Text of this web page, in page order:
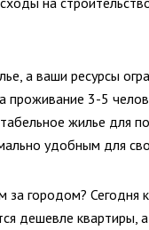
а ваши ресурсы
3-5
жилье для
удобным для
за городом?
дешевле